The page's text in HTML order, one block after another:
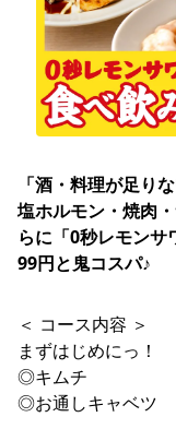
「酒・料理が足り
塩ホルモン・焼肉
らに「0秒レモン
99円と鬼コスパ♪
＜ コース内容 ＞
まずはじめにっ！
◎キムチ
◎お通しキャベツ